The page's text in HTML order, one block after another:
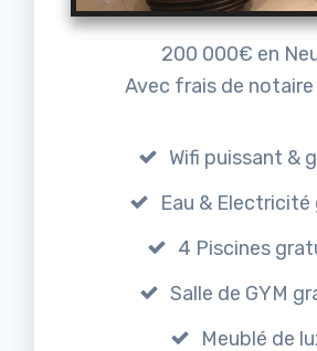
200 000€ en
Avec frais de
Wifi puissant &
Eau &
4 Piscines
Salle de GYM
Meublé de